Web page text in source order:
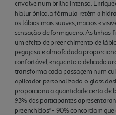
envolve num brilho intenso.
hialur ónico, a fórmula retém a
os lábios mais suaves, macios e
sensação de formigueiro. As linhas
um efeito de preenchimento de
pegajosa e almofadada
confortável, enquanto o delicado
transforma cada passagem num
aplicador personalizado, o gloss
proporciona a quantidade certa de
93% dos participantes
preenchidos* - 90% concordam